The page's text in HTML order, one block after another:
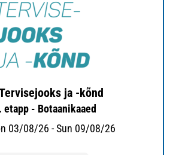
ja -kõnd
etapp - Botaanikaaed
03/08/26 - Sun 09/08/26